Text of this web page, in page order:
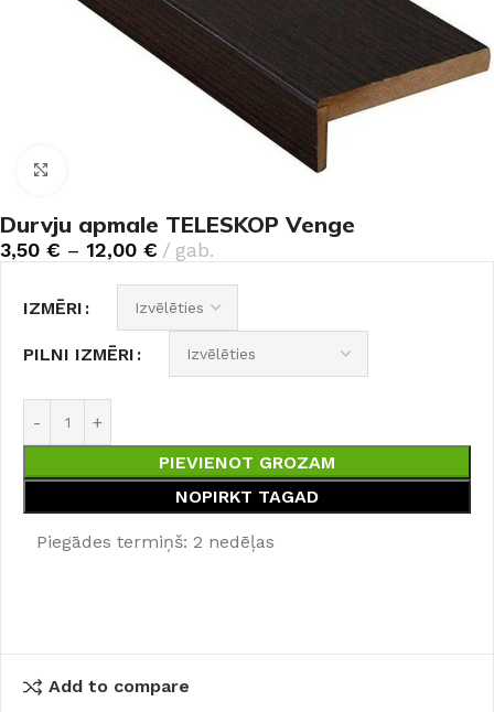
Durvju apmale TELESKOP Venge
3,50 € – 12,00 € gab.
IZMĒRI
PILNI IZMĒRI
PIEVIENOT GROZAM
NOPIRKT TAGAD
Piegādes termiņš: 2 nedēļas
Add to compare